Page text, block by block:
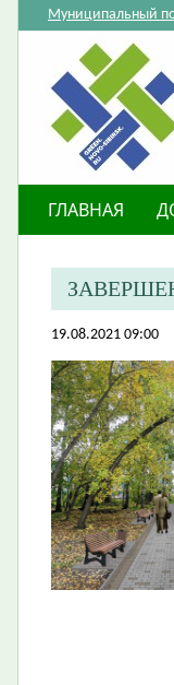
Муниципальный
ГЛАВНАЯ
19.08.2021 09:00